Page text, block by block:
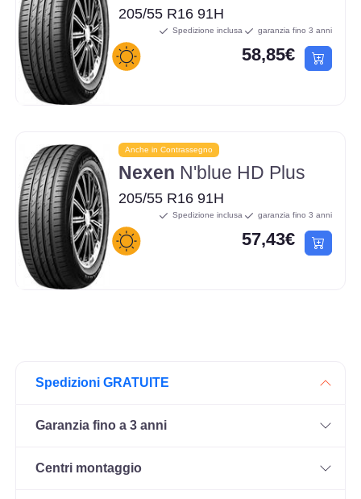
205/55 R16 91H
Spedizione inclusa garanzia fino 3 anni
58,85€
Anche in Contrassegno
Nexen N'blue HD Plus
205/55 R16 91H
Spedizione inclusa garanzia fino 3 anni
57,43€
Spedizioni GRATUITE
Garanzia fino a 3 anni
Centri montaggio